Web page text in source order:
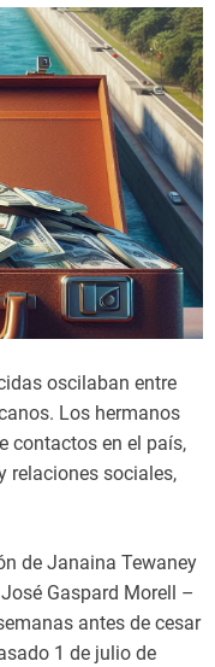
oscilaban entre
Los hermanos
contactos en el país,
relaciones sociales,
de Janaina Tewaney
Gaspard Morell –
antes de cesar
1 de julio de